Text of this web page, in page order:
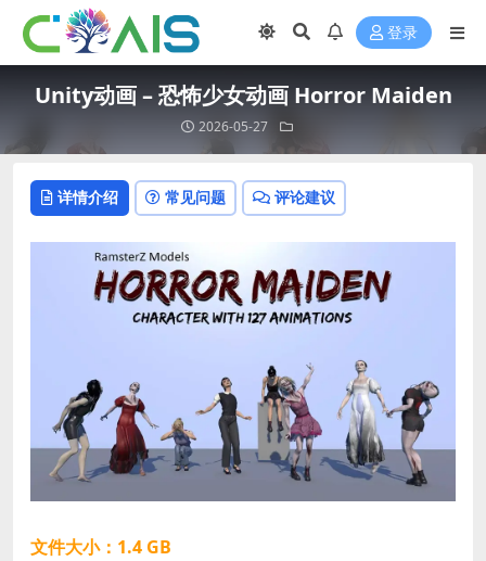
登录
Unity动画 – 恐怖少女动画 Horror Maiden
2026-05-27
详情介绍 常见问题 评论建议
文件大小：1.4 GB